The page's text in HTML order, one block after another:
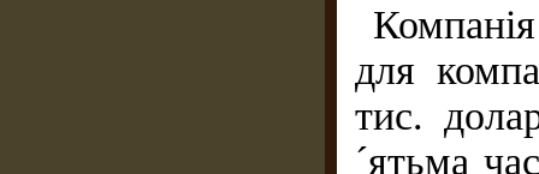
для
тис.
´ятьма